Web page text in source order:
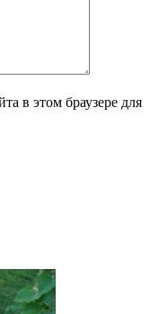
в этом браузере для